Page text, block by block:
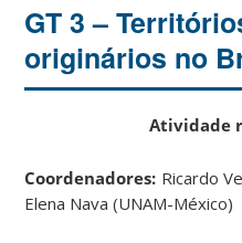
GT 3 –
originários no
Atividade
Coordenadores: Ricardo
Elena Nava (UNAM-México)